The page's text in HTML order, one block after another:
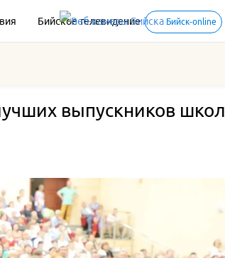
Бийское телевидение Бийск-online
выпускников школ